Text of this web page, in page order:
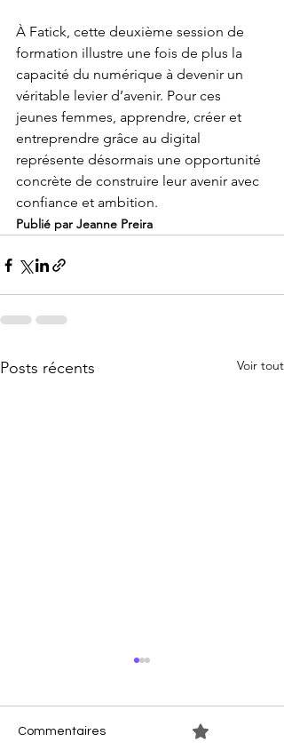
À Fatick, cette deuxième session de
formation illustre une fois de plus la
capacité du numérique à devenir un
véritable levier d’avenir. Pour ces
jeunes femmes, apprendre, créer et
entreprendre grâce au digital
représente désormais une opportunité
concrète de construire leur avenir avec
confiance et ambition.
Publié par Jeanne Preira
Posts récents Voir tout
Commentaires